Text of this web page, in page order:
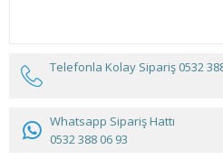
Telefonla Kolay Sipariş 0532
Whatsapp Sipariş Hattı
0532 388 06 93